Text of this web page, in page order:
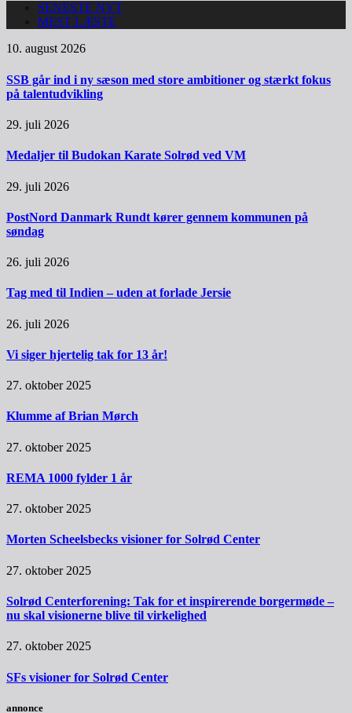
SENESTE NYT
MEST LÆSTE
10. august 2026
SSB går ind i ny sæson med store ambitioner og stærkt fokus
på talentudvikling
29. juli 2026
Medaljer til Budokan Karate Solrød ved VM
29. juli 2026
PostNord Danmark Rundt kører gennem kommunen på
søndag
26. juli 2026
Tag med til Indien – uden at forlade Jersie
26. juli 2026
Vi siger hjertelig tak for 13 år!
27. oktober 2025
Klumme af Brian Mørch
27. oktober 2025
REMA 1000 fylder 1 år
27. oktober 2025
Morten Scheelsbecks visioner for Solrød Center
27. oktober 2025
Solrød Centerforening: Tak for et inspirerende borgermøde –
nu skal visionerne blive til virkelighed
27. oktober 2025
SFs visioner for Solrød Center
annonce